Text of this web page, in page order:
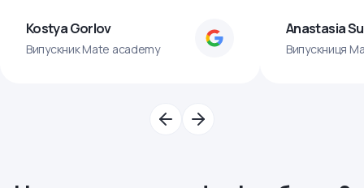
Kostya Gorlov
Випускник Mate academy
Anastasia
Випускниця